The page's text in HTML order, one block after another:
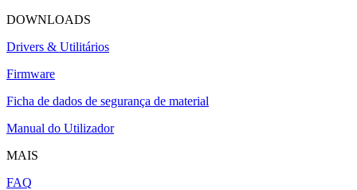
DOWNLOADS
Drivers & Utilitários
Firmware
Ficha de dados de segurança de material
Manual do Utilizador
MAIS
FAQ